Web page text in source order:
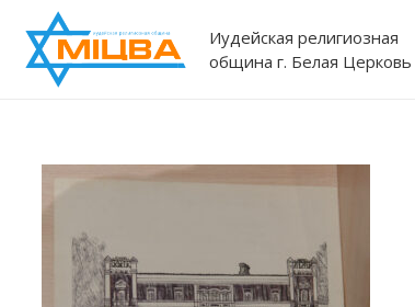
Иудейская религиозная
община г. Белая Церковь